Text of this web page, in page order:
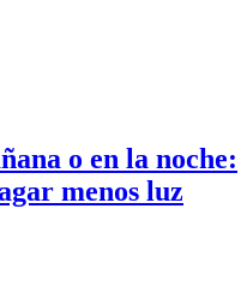
o en la noche:
menos luz